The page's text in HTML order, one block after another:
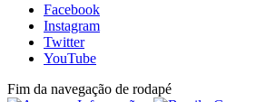
Facebook
Instagram
Twitter
YouTube
Fim da navegação de rodapé